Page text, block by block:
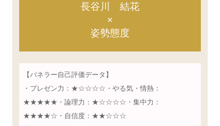
長谷川 結花
×
姿勢態度
【パネラー自己評価データ】
・プレゼン力：★☆☆☆☆・やる気・情熱：
★★★★★・論理力：★☆☆☆☆・集中力：
★★★★☆・自信度：★★☆☆☆